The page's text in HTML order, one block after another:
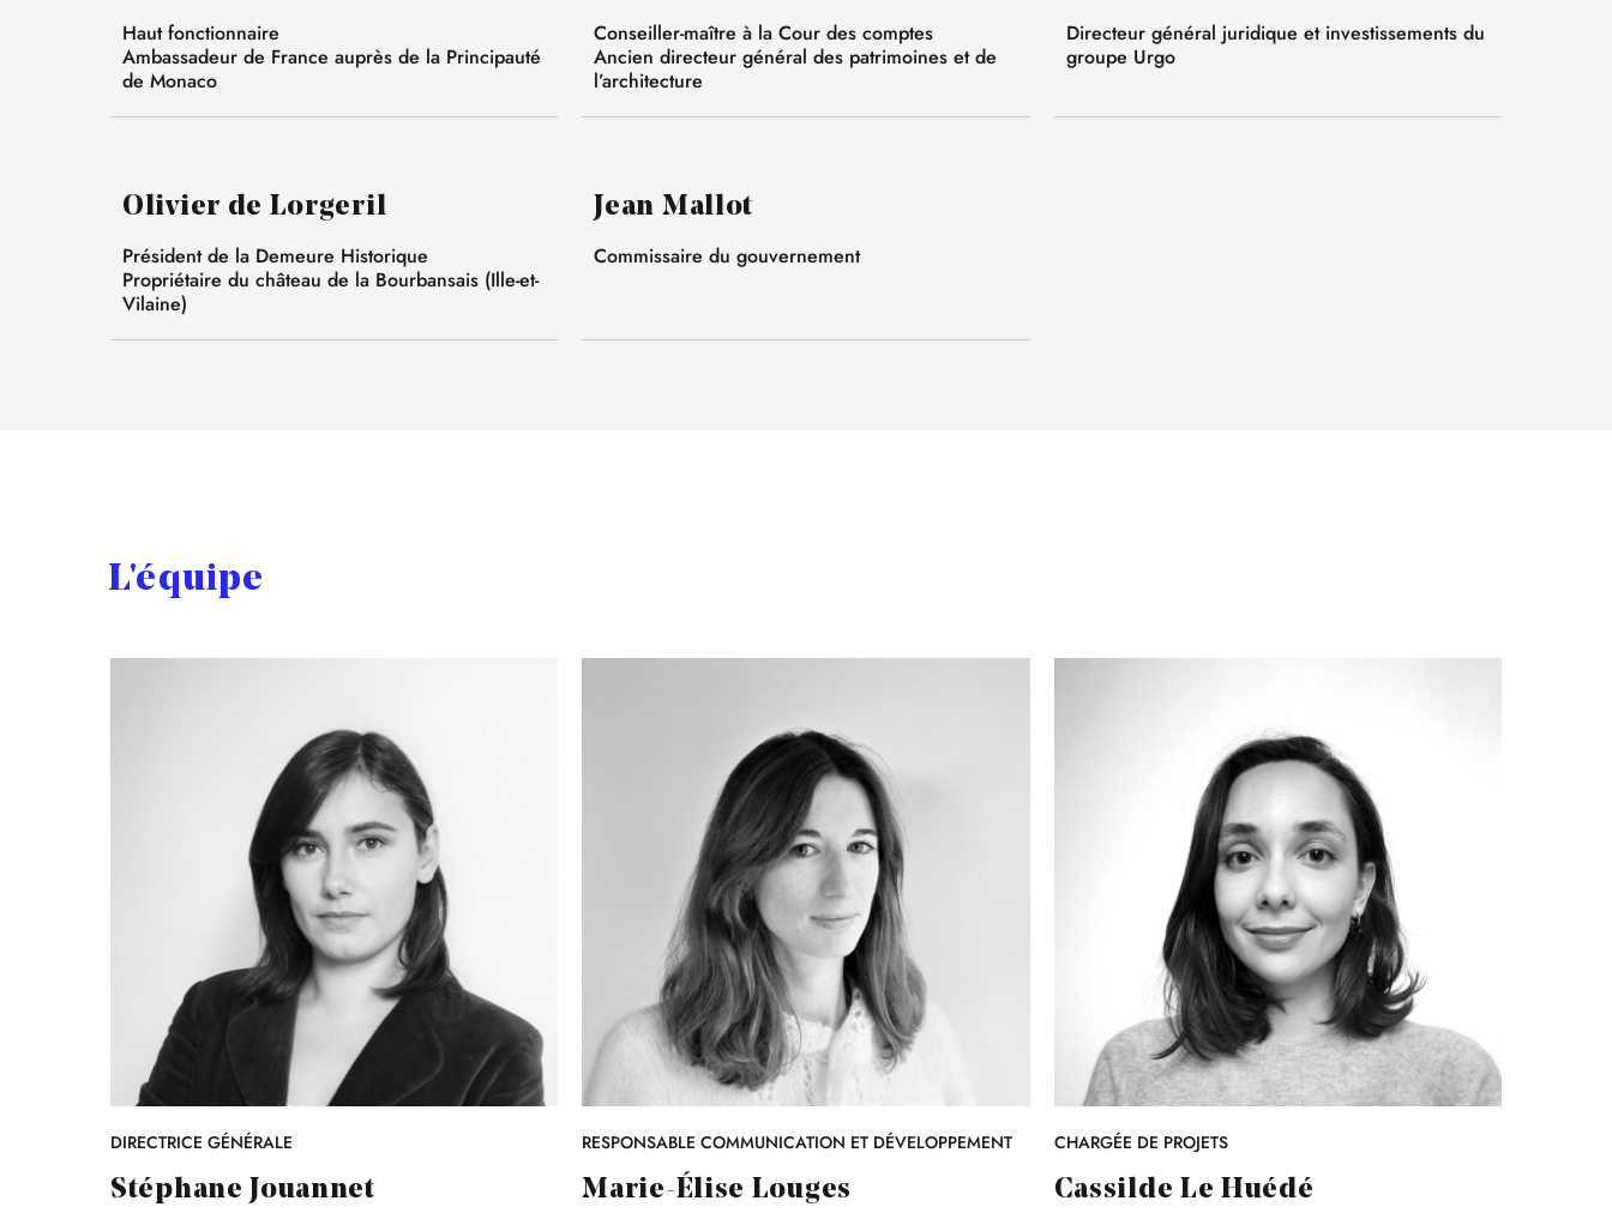
Haut fonctionnaire
Ambassadeur de France auprès de la Principauté
de Monaco
Conseiller-maître à la Cour des comptes
Ancien directeur général des patrimoines et de
l’architecture
Directeur général juridique et investissements du
groupe Urgo
Olivier de Lorgeril
Président de la Demeure Historique
Propriétaire du château de la Bourbansais (Ille-et-
Vilaine)
Jean Mallot
Commissaire du gouvernement
L'équipe
DIRECTRICE GÉNÉRALE
Stéphane Jouannet
RESPONSABLE COMMUNICATION ET DÉVELOPPEMENT
Marie-Élise Louges
CHARGÉE DE PROJETS
Cassilde Le Huédé